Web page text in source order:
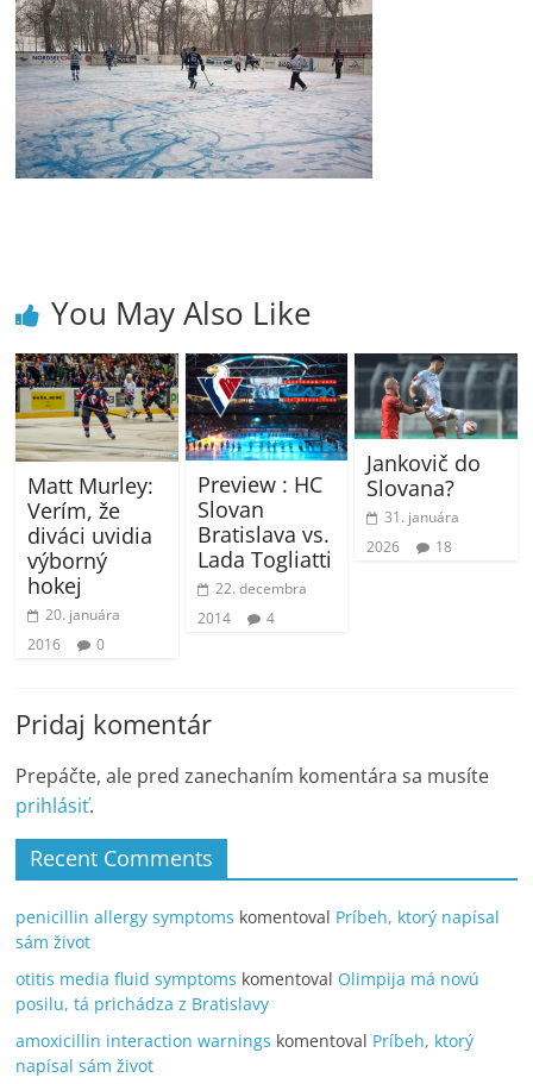
You May Also Like
Matt Murley:
Verím, že
diváci uvidia
výborný
hokej
20. januára
2016
0
Preview : HC
Slovan
Bratislava vs.
Lada Togliatti
22. decembra
2014
4
Jankovič do
Slovana?
31. januára
2026
18
Pridaj komentár
Prepáčte, ale pred zanechaním komentára sa musíte
prihlásiť.
Recent Comments
penicillin allergy symptoms komentoval Príbeh, ktorý napísal
sám život
otitis media fluid symptoms komentoval Olimpija má novú
posilu, tá prichádza z Bratislavy
amoxicillin interaction warnings komentoval Príbeh, ktorý
napísal sám život